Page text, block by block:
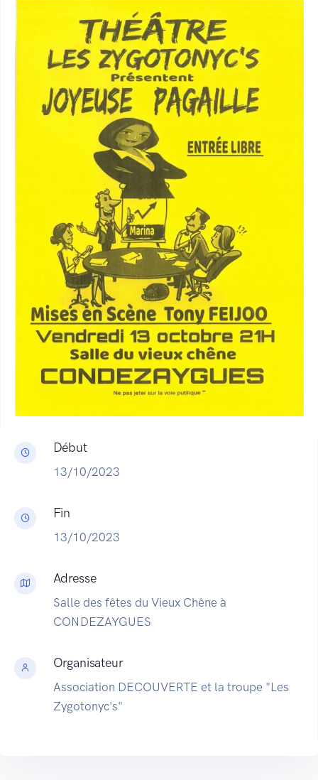
Début
13/10/2023
Fin
13/10/2023
Adresse
Salle des fêtes du Vieux Chêne à
CONDEZAYGUES
Organisateur
Association DECOUVERTE et la troupe "Les
Zygotonyc's"